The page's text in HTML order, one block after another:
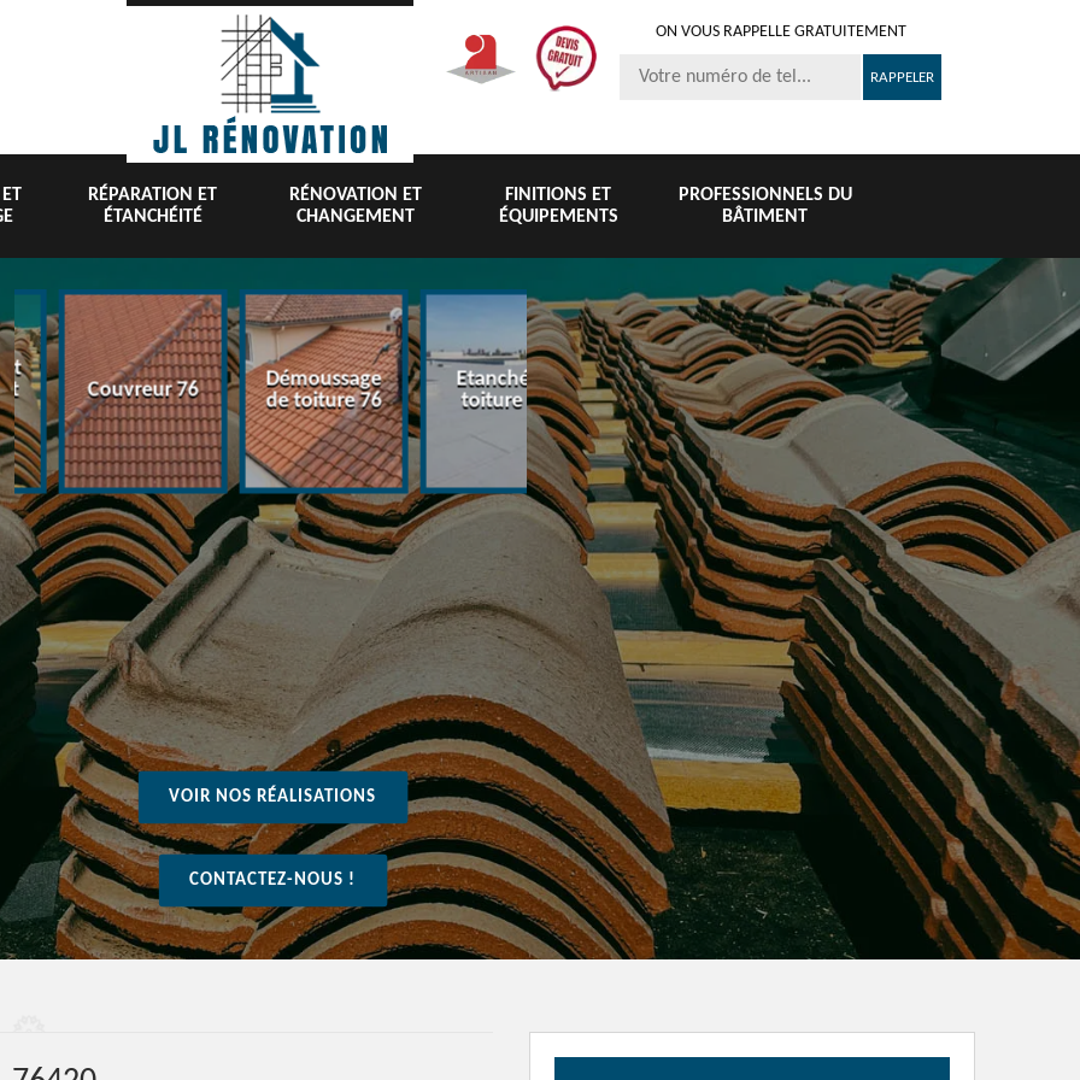
ON VOUS RAPPELLE GRATUITEMENT
RÉPARATION ET
ÉTANCHÉITÉ
RÉNOVATION ET
CHANGEMENT
FINITIONS ET
ÉQUIPEMENTS
PROFESSIONNELS DU
BÂTIMENT
Couvreur 76
Démoussage
de toiture 76
Etanchéité
toiture 76
Nettoyage de
toiture 76
Nettoyage et
pose de
gouttière 76
Peinture
VOIR NOS RÉALISATIONS
CONTACTEZ-NOUS !